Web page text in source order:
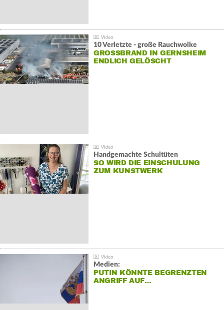
10 Verletzte - große Rauchwolke
GROSSBRAND IN GERNSHEIM E
NDLICH GELÖSCHT
Handgemachte Schultüten
SO WIRD DIE EINSCHULUNG
ZUM KUNSTWERK
Medien:
PUTIN KÖNNTE BEGRENZTEN
ANGRIFF AUF…